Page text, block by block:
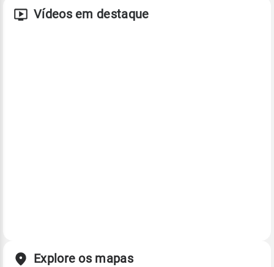
Vídeos em destaque
Explore os mapas